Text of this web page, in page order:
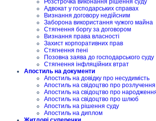
Розстрочка виконання рішення суду
Адвокат у господарських справах
Визнання договору недійсним
Заборона використання чужого майна
Стягнення боргу за договором
Визнання права власності
Захист корпоративних прав
Стягнення пені
Позовна заява до господарського суду
Стягнення інфляційних втрат
Апостиль на документи
Апостиль на довідку про несудимість
Апостиль на свідоцтво про розлучення
Апостиль на свідоцтво про
Апостиль на свідоцтво про шлюб
Апостиль на рішення суду
Апостиль на диплом